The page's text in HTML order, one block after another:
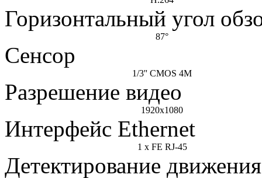
Горизонтальный угол
87°
Сенсор
1/3'' CMOS 4M
Разрешение видео
1920x1080
Интерфейс Ethernet
1 x FE RJ-45
Детектирование движения